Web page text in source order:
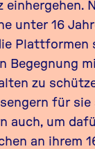
einhergehen.
unter 16
Plattformen
Begegnung
zu
für sie
auch, um
an ihrem